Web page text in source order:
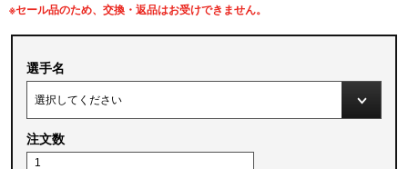
※セール品のため、交換・返品はお受けできません。
選手名
注文数